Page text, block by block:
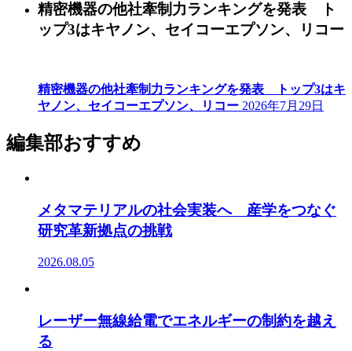
精密機器の他社牽制力ランキングを発表 ト
ップ3はキヤノン、セイコーエプソン、リコー
精密機器の他社牽制力ランキングを発表 トップ3はキ
ヤノン、セイコーエプソン、リコー 2026年7月29日
編集部おすすめ
メタマテリアルの社会実装へ 産学をつなぐ
研究革新拠点の挑戦
2026.08.05
レーザー無線給電でエネルギーの制約を越え
る